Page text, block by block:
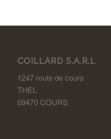
COILLARD S.A.R.L
1247 route de cours
THEL
69470 COURS